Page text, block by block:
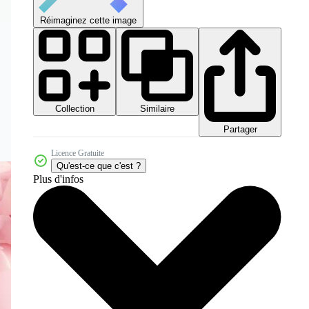
Réimaginez cette image
Collection
Similaire
Partager
Licence Gratuite
Qu'est-ce que c'est ?
Plus d'infos